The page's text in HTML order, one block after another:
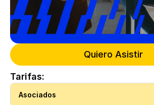
Quiero Asistir
Tarifas:
Asociados